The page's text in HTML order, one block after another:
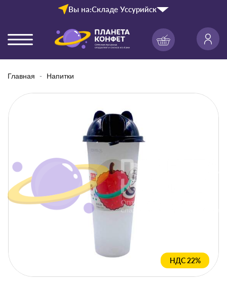
Вы на:Складе Уссурийск
Главная Напитки
НДС 22%